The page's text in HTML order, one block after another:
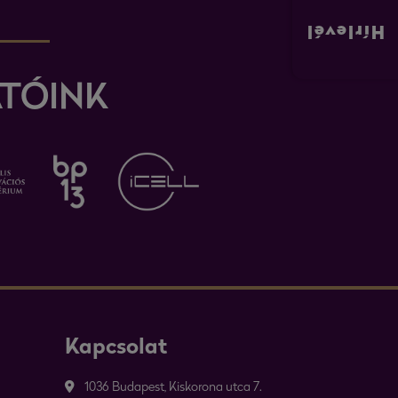
Hírlevél
Kapcsolat
1036 Budapest, Kiskorona utca 7.